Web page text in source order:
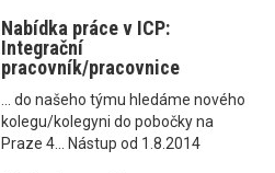
Nabídka práce v ICP:
Integrační
pracovník/pracovnice
... do našeho týmu hledáme nového
kolegu/kolegyni do pobočky na
Praze 4... Nástup od 1.8.2014